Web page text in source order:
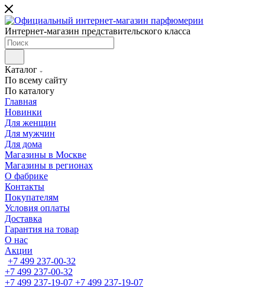
Интернет-магазин представительского класса
Каталог
По всему сайту
По каталогу
Главная
Новинки
Для женщин
Для мужчин
Для дома
Магазины в Москве
Магазины в регионах
О фабрике
Контакты
Покупателям
Условия оплаты
Доставка
Гарантия на товар
О нас
Акции
+7 499 237-00-32
+7 499 237-00-32
+7 499 237-19-07 +7 499 237-19-07